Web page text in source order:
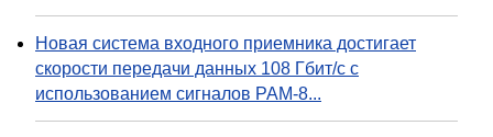
Новая система входного приемника достигает
скорости передачи данных 108 Гбит/с с
использованием сигналов PAM-8...